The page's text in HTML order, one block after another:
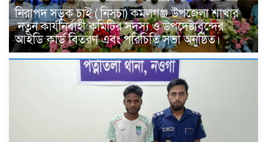
নিরাপদ সড়ক চাই ( নিসচা) কমলগঞ্জ উপজেলা শাখার
নতুন কার্যনির্বাহী কমিটির সদস্য ও উপদেষ্টাবৃন্দের
আইডি কার্ড বিতরণ এবং পরিচিতি সভা অনুষ্ঠিত।